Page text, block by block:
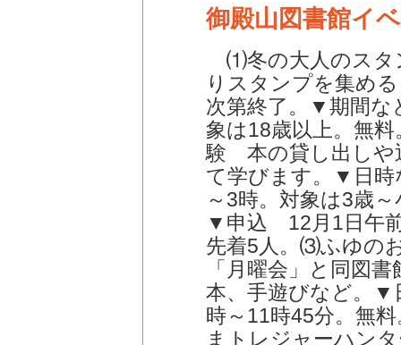
御殿山図書館イ
⑴冬の大人のスタ
りスタンプを集め
次第終了。▼期間
象は18歳以上。無
験 本の貸し出しや
て学びます。▼日
～3時。対象は3歳
▼申込 12月1日午
先着5人。⑶ふゆの
「月曜会」と同図
本、手遊びなど。
時～11時45分。無
まトレジャーハン